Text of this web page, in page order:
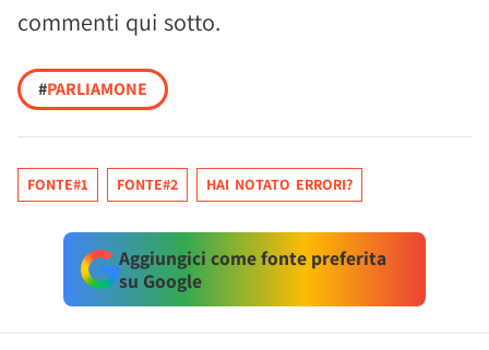
commenti qui sotto.
#PARLIAMONE
FONTE#1 FONTE#2 HAI NOTATO ERRORI?
Aggiungici come fonte preferita
su Google